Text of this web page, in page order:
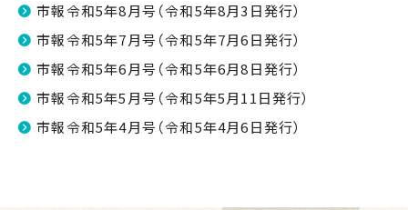
市報令和5年8月号（令和5年8月3日発行）
市報令和5年7月号（令和5年7月6日発行）
市報令和5年6月号（令和5年6月8日発行）
市報令和5年5月号（令和5年5月11日発行）
市報令和5年4月号（令和5年4月6日発行）